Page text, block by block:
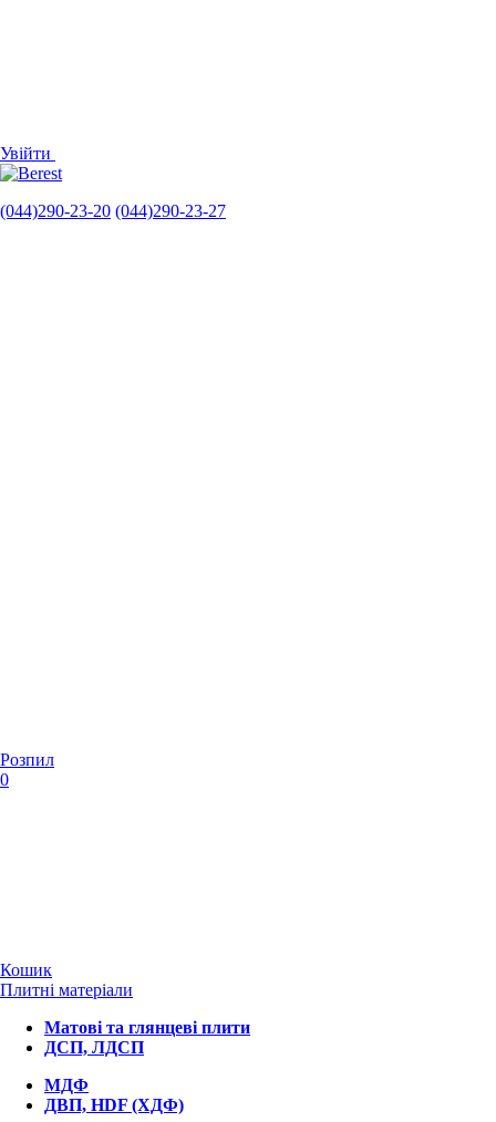
Увійти
(044)290-23-20 (044)290-23-27
Розпил
0
Кошик
Плитні матеріали
Матові та глянцеві плити
ДСП, ЛДСП
МДФ
ДВП, HDF (ХДФ)